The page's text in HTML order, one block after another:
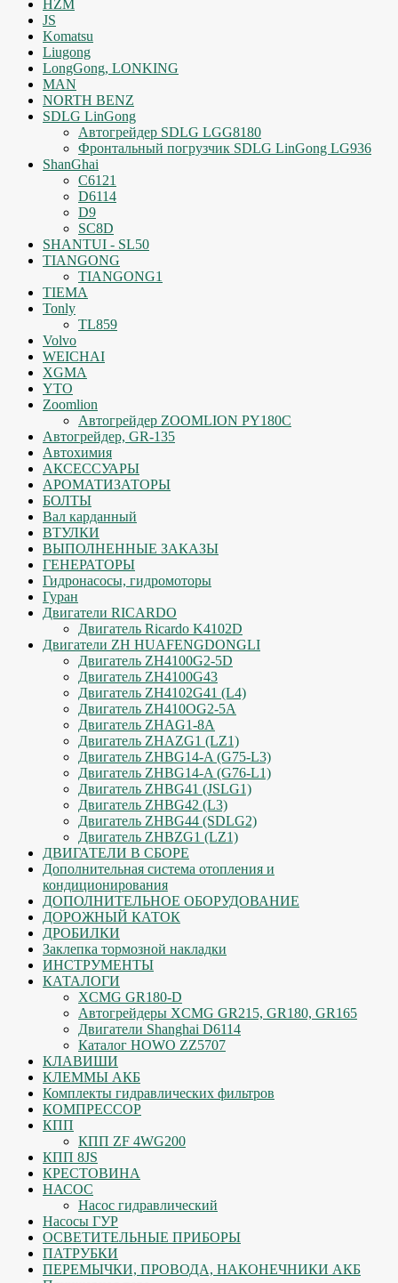
HZM
JS
Komatsu
Liugong
LongGong, LONKING
MAN
NORTH BENZ
SDLG LinGong
Автогрейдер SDLG LGG8180
Фронтальный погрузчик SDLG LinGong LG936
ShanGhai
C6121
D6114
D9
SC8D
SHANTUI - SL50
TIANGONG
TIANGONG1
TIEMA
Tonly
TL859
Volvo
WEICHAI
XGMA
YTO
Zoomlion
Автогрейдер ZOOMLION PY180C
Автогрейдер, GR-135
Автохимия
АКСЕССУАРЫ
АРОМАТИЗАТОРЫ
БОЛТЫ
Вал карданный
ВТУЛКИ
ВЫПОЛНЕННЫЕ ЗАКАЗЫ
ГЕНЕРАТОРЫ
Гидронасосы, гидромоторы
Гуран
Двигатели RICARDO
Двигатель Ricardo K4102D
Двигатели ZH HUAFENGDONGLI
Двигатель ZH4100G2-5D
Двигатель ZH4100G43
Двигатель ZH4102G41 (L4)
Двигатель ZH410OG2-5A
Двигатель ZHAG1-8A
Двигатель ZHAZG1 (LZ1)
Двигатель ZHBG14-A (G75-L3)
Двигатель ZHBG14-A (G76-L1)
Двигатель ZHBG41 (JSLG1)
Двигатель ZHBG42 (L3)
Двигатель ZHBG44 (SDLG2)
Двигатель ZHBZG1 (LZ1)
ДВИГАТЕЛИ В СБОРЕ
Дополнительная система отопления и
кондиционирования
ДОПОЛНИТЕЛЬНОЕ ОБОРУДОВАНИЕ
ДОРОЖНЫЙ КАТОК
ДРОБИЛКИ
Заклепка тормозной накладки
ИНСТРУМЕНТЫ
КАТАЛОГИ
XCMG GR180-D
Автогрейдеры XCMG GR215, GR180, GR165
Двигатели Shanghai D6114
Каталог HOWO ZZ5707
КЛАВИШИ
КЛЕММЫ АКБ
Комплекты гидравлических фильтров
КОМПРЕССОР
КПП
КПП ZF 4WG200
КПП 8JS
КРЕСТОВИНА
НАСОС
Насос гидравлический
Насосы ГУР
ОСВЕТИТЕЛЬНЫЕ ПРИБОРЫ
ПАТРУБКИ
ПЕРЕМЫЧКИ, ПРОВОДА, НАКОНЕЧНИКИ АКБ